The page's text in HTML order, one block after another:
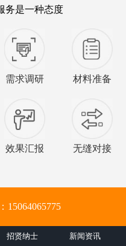
务是一种态度
需求调研 材料准备
效果汇报 无缝对接
15064065775
招贤纳士 新闻资讯